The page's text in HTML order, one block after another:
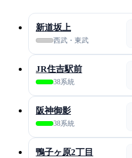
新道坂上
西武・東武
JR住吉駅前
38系統
阪神御影
38系統
鴨子ヶ原2丁目